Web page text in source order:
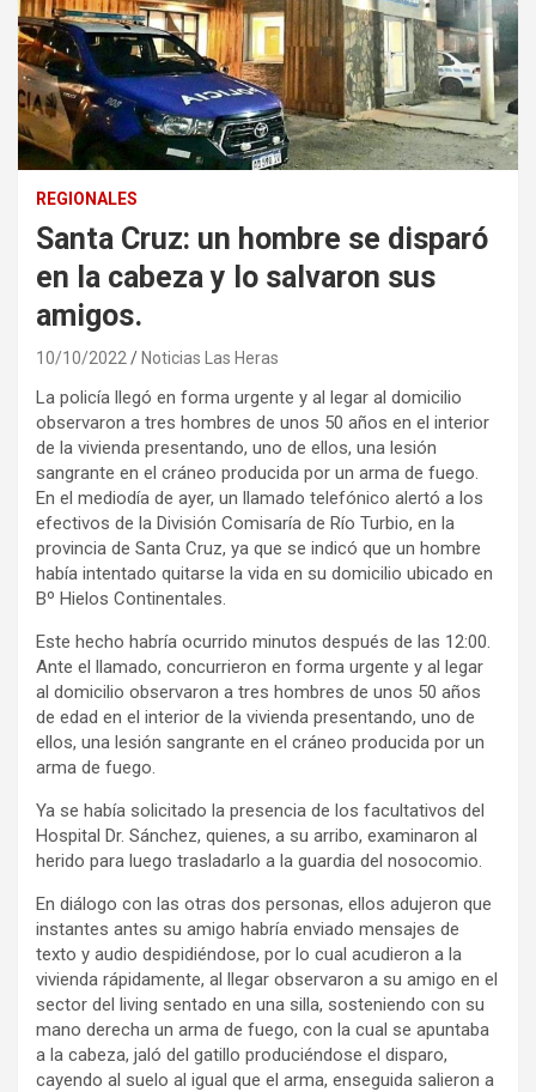
REGIONALES
Santa Cruz: un hombre se disparó
en la cabeza y lo salvaron sus
amigos.
10/10/2022 Noticias Las Heras
La policía llegó en forma urgente y al legar al domicilio
observaron a tres hombres de unos 50 años en el interior
de la vivienda presentando, uno de ellos, una lesión
sangrante en el cráneo producida por un arma de fuego.
En el mediodía de ayer, un llamado telefónico alertó a los
efectivos de la División Comisaría de Río Turbio, en la
provincia de Santa Cruz, ya que se indicó que un hombre
había intentado quitarse la vida en su domicilio ubicado en
Bº Hielos Continentales.
Este hecho habría ocurrido minutos después de las 12:00.
Ante el llamado, concurrieron en forma urgente y al legar
al domicilio observaron a tres hombres de unos 50 años
de edad en el interior de la vivienda presentando, uno de
ellos, una lesión sangrante en el cráneo producida por un
arma de fuego.
Ya se había solicitado la presencia de los facultativos del
Hospital Dr. Sánchez, quienes, a su arribo, examinaron al
herido para luego trasladarlo a la guardia del nosocomio.
En diálogo con las otras dos personas, ellos adujeron que
instantes antes su amigo habría enviado mensajes de
texto y audio despidiéndose, por lo cual acudieron a la
vivienda rápidamente, al llegar observaron a su amigo en el
sector del living sentado en una silla, sosteniendo con su
mano derecha un arma de fuego, con la cual se apuntaba
a la cabeza, jaló del gatillo produciéndose el disparo,
cayendo al suelo al igual que el arma, enseguida salieron a